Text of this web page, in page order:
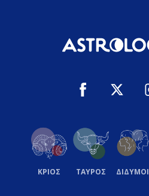
ΚΡΙΟΣ ΤΑΥΡΟΣ ΔΙΔΥΜΟΙ